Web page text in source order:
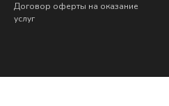
Договор оферты на оказание
услуг